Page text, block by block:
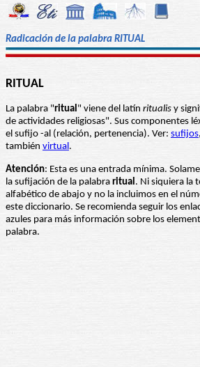
Radicación de la palabra RITUAL
RITUAL
La palabra "ritual" viene del latín ritualis y
de actividades religiosas". Sus componentes
el sufijo -al (relación, pertenencia). Ver: sufijos,
también virtual.
Atención: Esta es una entrada mínima.
la sufijación de la palabra ritual. Ni siquiera la
alfabético de abajo y no la incluimos en el
este diccionario. Se recomienda seguir los
azules para más información sobre los
palabra.